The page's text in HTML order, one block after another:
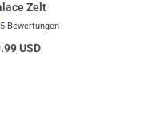
Zelt
5 Bewertungen
USD